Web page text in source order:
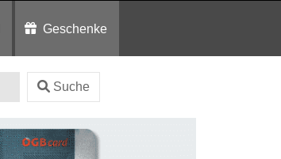
Geschenke
Suche